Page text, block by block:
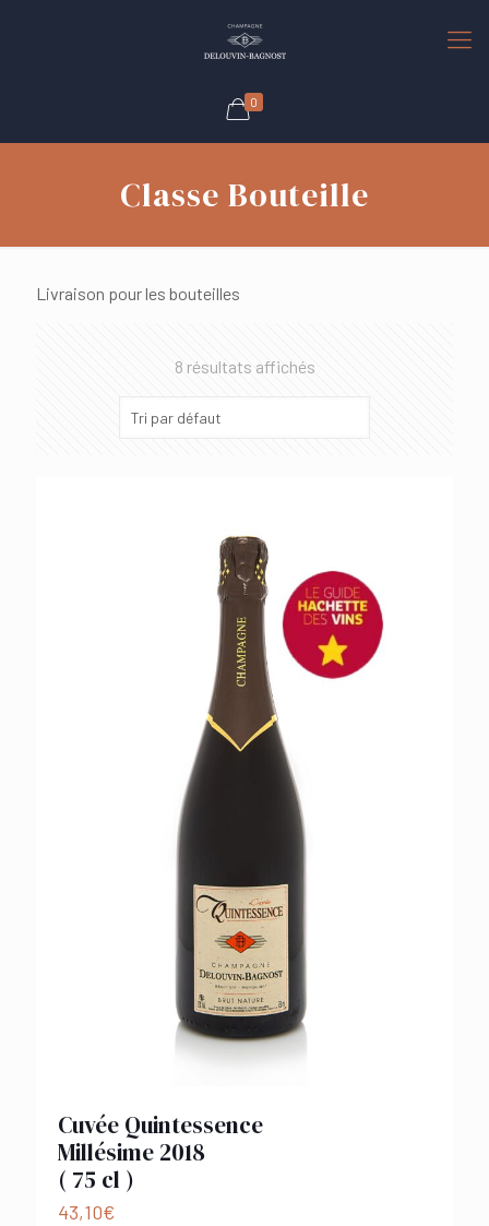
0
Classe Bouteille
Livraison pour les bouteilles
8 résultats affichés
Cuvée Quintessence
Millésime 2018
( 75 cl )
43,10€